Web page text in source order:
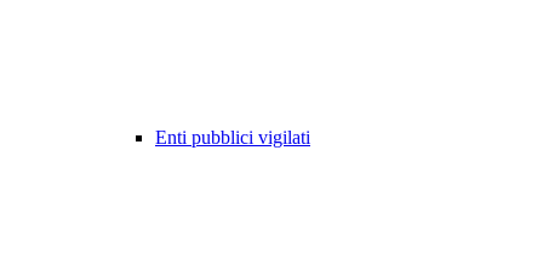
Enti pubblici vigilati